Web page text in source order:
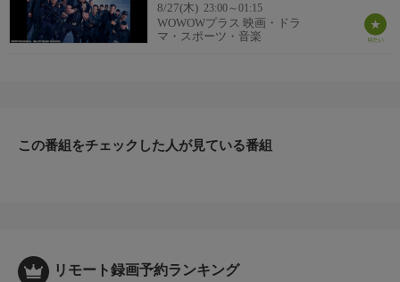
8/27(木) 23:00～01:15
WOWOWプラス 映画・ドラ
マ・スポーツ・音楽
この番組をチェックした人が見ている番組
リモート録画予約ランキング